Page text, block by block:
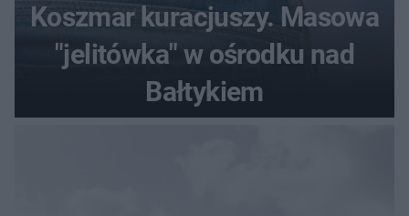
Koszmar kuracjuszy. Masowa
"jelitówka" w ośrodku nad
Bałtykiem